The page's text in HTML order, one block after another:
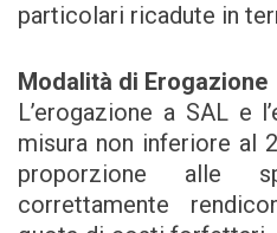
particolari ricadute in
Modalità di Erogazione
L’erogazione a SAL e
misura non inferiore al
proporzione alle
correttamente